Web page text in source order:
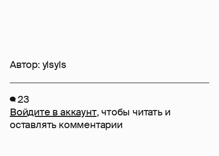
Автор: ylsyls
23
Войдите в аккаунт, чтобы читать и
оставлять комментарии